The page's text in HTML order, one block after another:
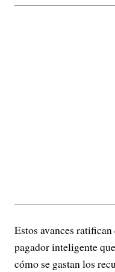
Estos avances
pagador inteligente
cómo se gastan los